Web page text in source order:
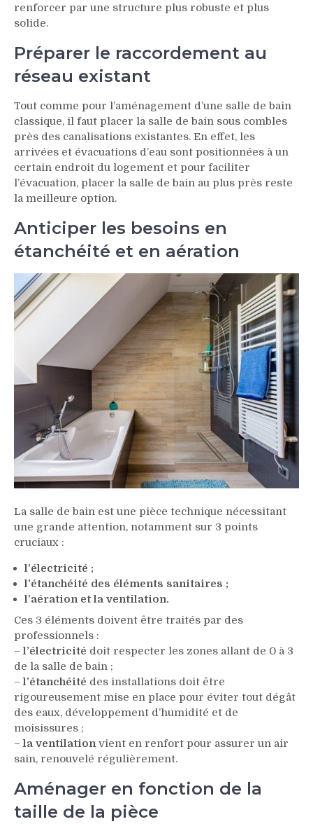
renforcer par une structure plus robuste et plus
solide.
Préparer le raccordement au
réseau existant
Tout comme pour l’aménagement d’une salle de bain
classique, il faut placer la salle de bain sous combles
près des canalisations existantes. En effet, les
arrivées et évacuations d’eau sont positionnées à un
certain endroit du logement et pour faciliter
l’évacuation, placer la salle de bain au plus près reste
la meilleure option.
Anticiper les besoins en
étanchéité et en aération
La salle de bain est une pièce technique nécessitant
une grande attention, notamment sur 3 points
cruciaux :
l’électricité ;
l’étanchéité des éléments sanitaires ;
l’aération et la ventilation.
Ces 3 éléments doivent être traités par des
professionnels :
– l’électricité doit respecter les zones allant de 0 à 3
de la salle de bain ;
– l’étanchéité des installations doit être
rigoureusement mise en place pour éviter tout dégât
des eaux, développement d’humidité et de
moisissures ;
– la ventilation vient en renfort pour assurer un air
sain, renouvelé régulièrement.
Aménager en fonction de la
taille de la pièce